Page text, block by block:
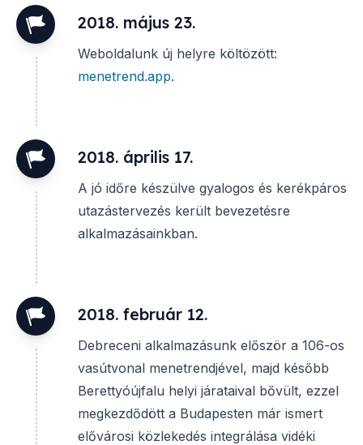
2018. május 23.
Weboldalunk új helyre költözött:
menetrend.app.
2018. április 17.
A jó időre készülve gyalogos és kerékpáros
utazástervezés került bevezetésre
alkalmazásainkban.
2018. február 12.
Debreceni alkalmazásunk először a 106-os
vasútvonal menetrendjével, majd később
Berettyóújfalu helyi járataival bővült, ezzel
megkezdődött a Budapesten már ismert
elővárosi közlekedés integrálása vidéki